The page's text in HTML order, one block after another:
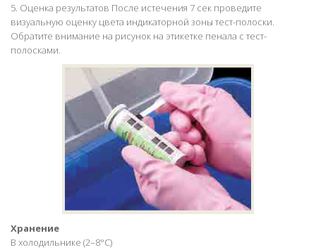
5. Оценка результатов После истечения 7 сек проведите
визуальную оценку цвета индикаторной зоны тест-полоски.
Обратите внимание на рисунок на этикетке пенала с тест-
полосками.
Хранение
В холодильнике (2–8°С)